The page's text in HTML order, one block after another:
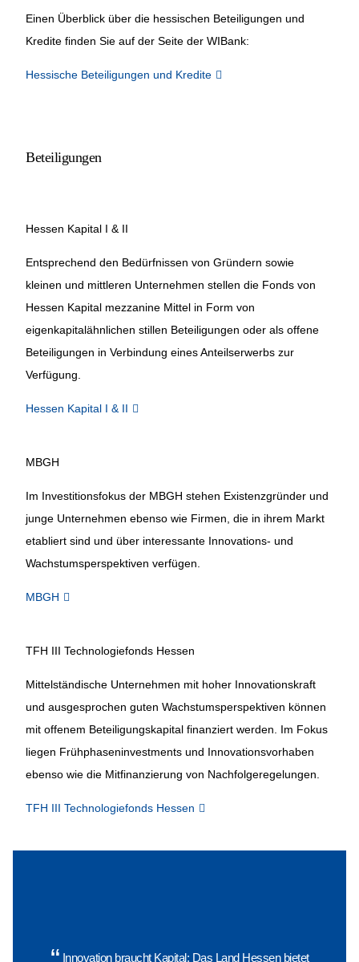
Einen Überblick über die hessischen Beteiligungen und
Kredite finden Sie auf der Seite der WIBank:
Hessische Beteiligungen und Kredite
Beteiligungen
Hessen Kapital I & II
Entsprechend den Bedürfnissen von Gründern sowie
kleinen und mittleren Unternehmen stellen die Fonds von
Hessen Kapital mezzanine Mittel in Form von
eigenkapitalähnlichen stillen Beteiligungen oder als offene
Beteiligungen in Verbindung eines Anteilserwerbs zur
Verfügung.
Hessen Kapital I & II
MBGH
Im Investitionsfokus der MBGH stehen Existenzgründer und
junge Unternehmen ebenso wie Firmen, die in ihrem Markt
etabliert sind und über interessante Innovations- und
Wachstumsperspektiven verfügen.
MBGH
TFH III Technologiefonds Hessen
Mittelständische Unternehmen mit hoher Innovationskraft
und ausgesprochen guten Wachstumsperspektiven können
mit offenem Beteiligungskapital finanziert werden. Im Fokus
liegen Frühphaseninvestments und Innovationsvorhaben
ebenso wie die Mitfinanzierung von Nachfolgeregelungen.
TFH III Technologiefonds Hessen
Innovation braucht Kapital: Das Land Hessen bietet